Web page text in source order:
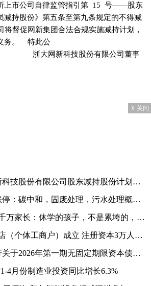
上市公司自律监管指引第 15 号——股东
减持股份》第五条至第九条规定的不得减
督促网新集团合法合规实施减持计划，
务。 特此公
科技股份有限公司董事
X 关闭
份有限公司股东减持股份计划公告_每日播报
碳中和，固废处理，污水处理概念热股
：休学的孩子，不是累垮的，是空垮的_焦点要闻
体工商户）成立 注册资本3万人民币 今日热讯
第一期无固定期限资本债券（债券通）发行完毕的公告
4月份制造业投资同比增长6.3%